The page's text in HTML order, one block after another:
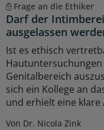
Frage an die Ethiker
Darf der
ausgelassen
Ist es ethisch
Genitalbereich
sich ein Kollege an
und erhielt eine klare
Von Dr. Nicola Zink